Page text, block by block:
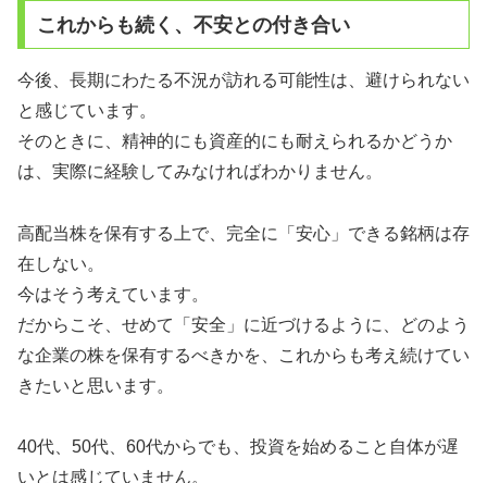
これからも続く、不安との付き合い
今後、長期にわたる不況が訪れる可能性は、避けられない
と感じています。
そのときに、精神的にも資産的にも耐えられるかどうか
は、実際に経験してみなければわかりません。
高配当株を保有する上で、完全に「安心」できる銘柄は存
在しない。
今はそう考えています。
だからこそ、せめて「安全」に近づけるように、どのよう
な企業の株を保有するべきかを、これからも考え続けてい
きたいと思います。
40代、50代、60代からでも、投資を始めること自体が遅
いとは感じていません。